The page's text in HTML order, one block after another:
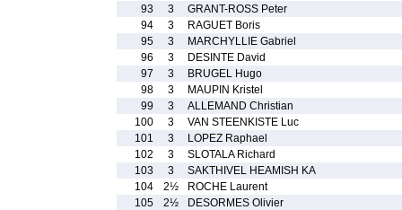
93
3
GRANT-ROSS Peter
94
3
RAGUET Boris
95
3
MARCHYLLIE Gabriel
96
3
DESINTE David
97
3
BRUGEL Hugo
98
3
MAUPIN Kristel
99
3
ALLEMAND Christian
100
3
VAN STEENKISTE Luc
101
3
LOPEZ Raphael
102
3
SLOTALA Richard
103
3
SAKTHIVEL HEAMISH KA
104
2½
ROCHE Laurent
105
2½
DESORMES Olivier